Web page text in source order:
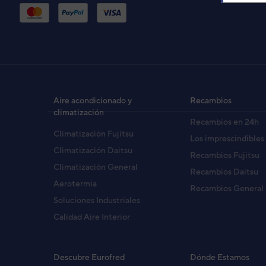
Ref.
Aire acondicionado y
climatización
Climatización Fujitsu
Climatización Daitsu
Climatización General
Aerotermia
Soluciones Industriales
Calidad Aire Interior
Recambios
Recambios en 24h
Los imprescindibles
Recambios Fujitsu
Recambios Daitsu
Recambios General
Descubre Eurofred
Dónde Estamos